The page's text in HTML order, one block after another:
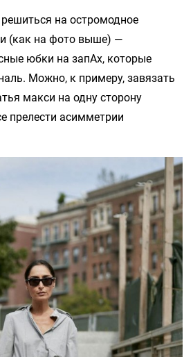
на остромодное
(как на фото выше) —
юбки на запАх, которые
Можно, к примеру, завязать
макси на одну сторону
прелести асимметрии